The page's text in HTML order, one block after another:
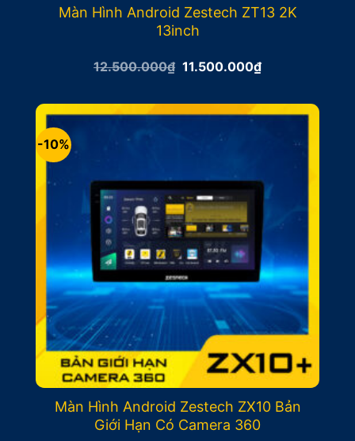
Màn Hình Android Zestech ZT13 2K
13inch
12.500.000₫ Giá
12.500.000₫.
11.500.000₫Giá
hiện
là:
11.500.000₫.
-10%
Màn Hình Android Zestech ZX10 Bản
Giới Hạn Có Camera 360